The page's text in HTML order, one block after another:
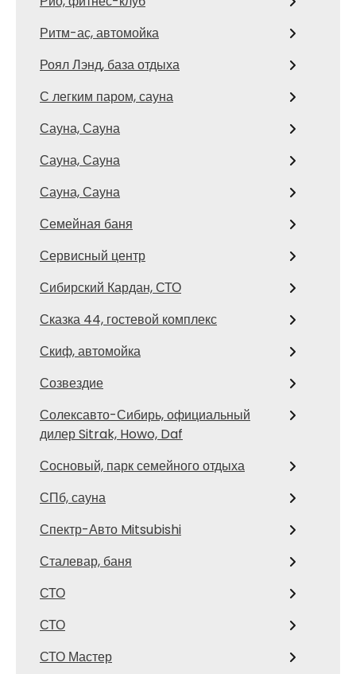
Ритм-ас, автомойка
Роял Лэнд, база отдыха
С легким паром, сауна
Сауна, Сауна
Сауна, Сауна
Сауна, Сауна
Семейная баня
Сервисный центр
Сибирский Кардан, СТО
Сказка 44, гостевой комплекс
Скиф, автомойка
Созвездие
Солексавто-Сибирь, официальный
дилер Sitrak, Howo, Daf
Сосновый, парк семейного отдыха
СПб, сауна
Спектр-Авто Mitsubishi
Сталевар, баня
СТО
СТО
СТО Мастер